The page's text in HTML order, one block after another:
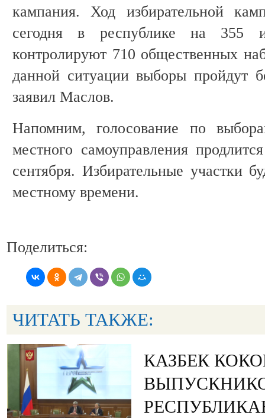
кампания. Ход избирательной
сегодня в республике на 355
контролируют 710 общественных
данной ситуации выборы пройдут
заявил Маслов.
Напомним, голосование по
местного самоуправления
сентября. Избирательные участки
местному времени.
Поделиться:
ЧИТАТЬ ТАКЖЕ:
КАЗБЕК